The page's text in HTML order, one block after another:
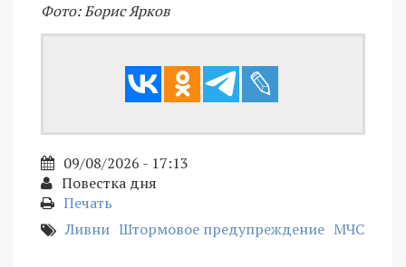
Фото: Борис Ярков
09/08/2026 - 17:13
Повестка дня
Печать
Ливни Штормовое предупреждение МЧС